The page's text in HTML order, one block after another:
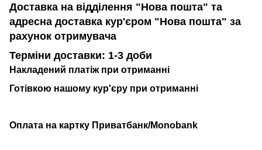
Доставка на відділення "Нова пошта" та
адресна доставка кур'єром "Нова пошта" за
рахунок отримувача
Терміни доставки: 1-3 доби
Накладений платіж при отриманні
Готівкою нашому кур'єру при отриманні
Оплата на картку Приватбанк/Monobank